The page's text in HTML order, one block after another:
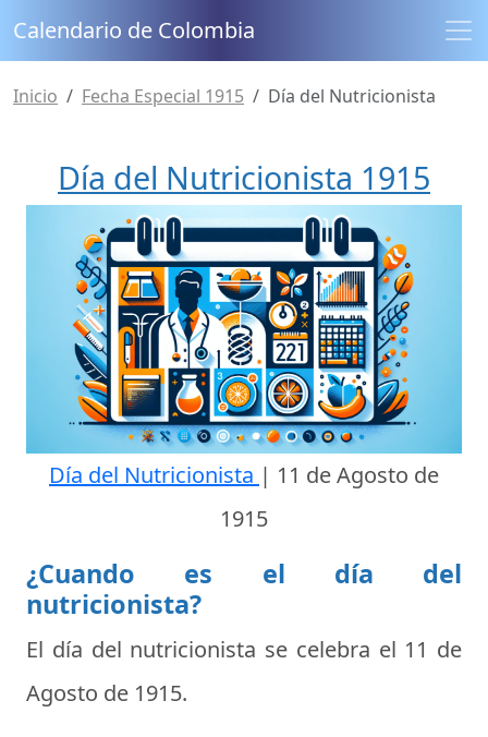
Calendario de Colombia
Inicio Fecha Especial 1915 Día del Nutricionista
Día del Nutricionista 1915
Día del Nutricionista | 11 de Agosto de
1915
¿Cuando es el día del
nutricionista?
El día del nutricionista se celebra el 11 de
Agosto de 1915.